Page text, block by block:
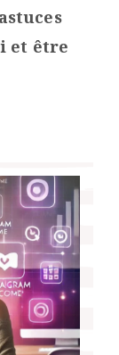
et être